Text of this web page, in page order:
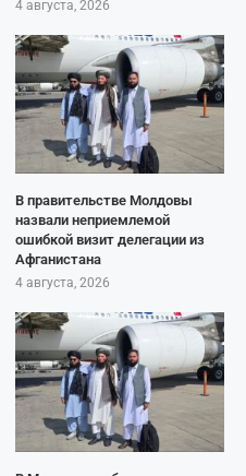
4 августа, 2026
В правительстве Молдовы
назвали неприемлемой
ошибкой визит делегации из
Афганистана
4 августа, 2026